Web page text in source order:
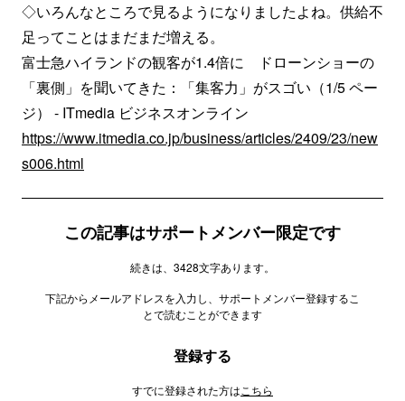
◇いろんなところで見るようになりましたよね。供給不
足ってことはまだまだ増える。
富士急ハイランドの観客が1.4倍に ドローンショーの
「裏側」を聞いてきた：「集客力」がスゴい（1/5 ペー
ジ） - ITmedia ビジネスオンライン
https://www.itmedia.co.jp/business/articles/2409/23/new
s006.html
この記事はサポートメンバー限定です
続きは、3428文字あります。
下記からメールアドレスを入力し、サポートメンバー登録するこ
とで読むことができます
登録する
すでに登録された方は こちら